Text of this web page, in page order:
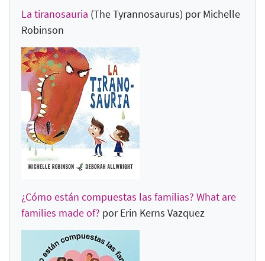
La tiranosauria (The Tyrannosaurus) por Michelle
Robinson
¿Cómo están compuestas las familias? What are
families made of? por Erin Kerns Vazquez